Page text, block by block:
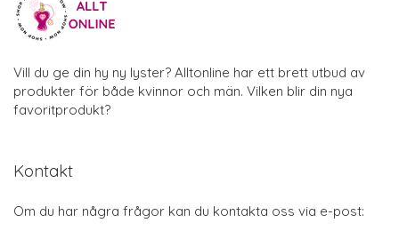
Vill du ge din hy ny lyster? Alltonline har ett brett utbud av
produkter för både kvinnor och män. Vilken blir din nya
favoritprodukt?
Kontakt
Om du har några frågor kan du kontakta oss via e-post: